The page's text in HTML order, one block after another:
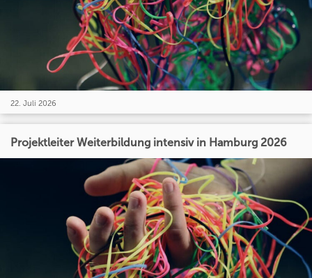
22. Juli 2026
Projektleiter Weiterbildung intensiv in Hamburg 2026